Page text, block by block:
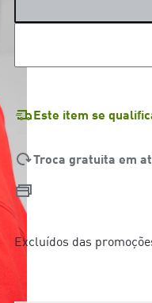
Este item se
Troca gratuita em
Excluídos das